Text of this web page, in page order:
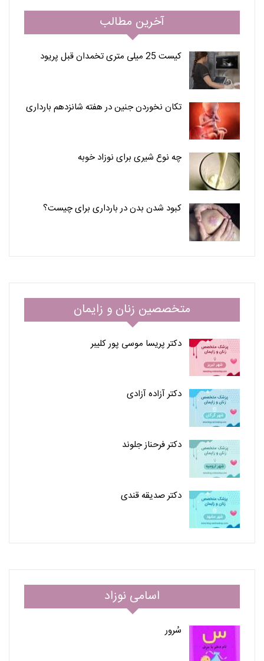
آخرین مطالب
کیست 25 میلی متری تخمدان قبل پریود
تکان نخوردن جنین در هفته شانزدهم بارداری
چه نوع شیری برای نوزاد خوبه
کبود شدن بدن در بارداری برای چیست؟
متخصصین زنان و زایمان
دکتر پریسا موسی پور کلیبر
دکتر آزاده آزادی
دکتر فرحناز جلوند
دکتر صدیقه قندی
اسامی نوزاد
سُرور